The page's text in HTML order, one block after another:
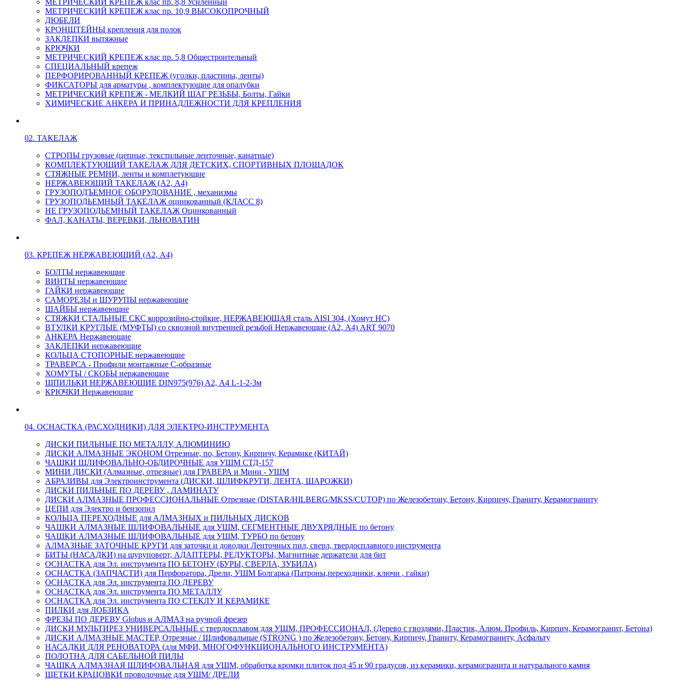
МЕТРИЧЕСКИЙ КРЕПЕЖ клас пр. 8,8 Усиленный
МЕТРИЧЕСКИЙ КРЕПЕЖ клас пр. 10,9 ВЫСОКОПРОЧНЫЙ
ДЮБЕЛИ
КРОНШТЕЙНЫ крепления для полок
ЗАКЛЕПКИ вытяжные
КРЮЧКИ
МЕТРИЧЕСКИЙ КРЕПЕЖ клас пр. 5,8 Общестроительный
СПЕЦИАЛЬНЫЙ крепеж
ПЕРФОРИРОВАННЫЙ КРЕПЕЖ (уголки, пластины, ленты)
ФИКСАТОРЫ для арматуры , комплектующие для опалубки
МЕТРИЧЕСКИЙ КРЕПЕЖ - МЕЛКИЙ ШАГ РЕЗЬБЫ, Болты, Гайки
ХИМИЧЕСКИЕ АНКЕРА И ПРИНАДЛЕЖНОСТИ ДЛЯ КРЕПЛЕНИЯ
02. ТАКЕЛАЖ
СТРОПЫ грузовые (цепные, текстильные ленточные, канатные)
КОМПЛЕКТУЮЩИЙ ТАКЕЛАЖ ДЛЯ ДЕТСКИХ, СПОРТИВНЫХ ПЛОЩАДОК
СТЯЖНЫЕ РЕМНИ, ленты и комплетующие
НЕРЖАВЕЮЩИЙ ТАКЕЛАЖ (А2, А4)
ГРУЗОПОДЪЕМНОЕ ОБОРУДОВАНИЕ , механизмы
ГРУЗОПОДЬЕМНЫЙ ТАКЕЛАЖ оцинкованный (КЛАСС 8)
НЕ ГРУЗОПОДЬЕМНЫЙ ТАКЕЛАЖ Оцинкованный
ФАЛ, КАНАТЫ, ВЕРЕВКИ, ЛЬНОВАТИН
03. КРЕПЕЖ НЕРЖАВЕЮЩИЙ (А2, А4)
БОЛТЫ нержавеющие
ВИНТЫ нержавеющие
ГАЙКИ нержавеющие
САМОРЕЗЫ и ШУРУПЫ нержавеющие
ШАЙБЫ нержавеющие
СТЯЖКИ СТАЛЬНЫЕ СКС коррозийно-стойкие, НЕРЖАВЕЮЩАЯ сталь AISI 304, (Хомут НС)
ВТУЛКИ КРУГЛЫЕ (МУФТЫ) со сквозной внутренней резьбой Нержавеющие (А2, А4) ART 9070
АНКЕРА Нержавеющие
ЗАКЛЕПКИ нержавеющие
КОЛЬЦА СТОПОРНЫЕ нержавеющие
ТРАВЕРСА - Профили монтажные С-образные
ХОМУТЫ / СКОБЫ нержавеющие
ШПИЛЬКИ НЕРЖАВЕЮЩИЕ DIN975(976) A2, А4 L-1-2-3м
КРЮЧКИ Нержавеющие
04. ОСНАСТКА (РАСХОДНИКИ) ДЛЯ ЭЛЕКТРО-ИНСТРУМЕНТА
ДИСКИ ПИЛЬНЫЕ ПО МЕТАЛЛУ, АЛЮМИНИЮ
ДИСКИ АЛМАЗНЫЕ ЭКОНОМ Отрезные, по, Бетону, Кирпичу, Керамике (КИТАЙ)
ЧАШКИ ШЛИФОВАЛЬНО-ОБДИРОЧНЫЕ для УШМ СТД-157
МИНИ ДИСКИ (Алмазные, отрезные) для ГРАВЕРА и Мини - УШМ
АБРАЗИВЫ для Электроинструмента (ДИСКИ, ШЛИФКРУГИ, ЛЕНТА, ШАРОЖКИ)
ДИСКИ ПИЛЬНЫЕ ПО ДЕРЕВУ , ЛАМИНАТУ
ДИСКИ АЛМАЗНЫЕ ПРОФЕССИОНАЛЬНЫЕ Отрезные (DISTAR/HILBERG/MKSS/CUTOP) по Железобетону, Бетону, Кирпичу, Граниту, Керамограниту
ЦЕПИ для Электро и бензопил
КОЛЬЦА ПЕРЕХОДНЫЕ для АЛМАЗНЫХ и ПИЛЬНЫХ ДИСКОВ
ЧАШКИ АЛМАЗНЫЕ ШЛИФОВАЛЬНЫЕ для УШМ, СЕГМЕНТНЫЕ ДВУХРЯДНЫЕ по бетону
ЧАШКИ АЛМАЗНЫЕ ШЛИФОВАЛЬНЫЕ для УШМ, ТУРБО по бетону
АЛМАЗНЫЕ ЗАТОЧНЫЕ КРУГИ для заточки и доводки Ленточных пил, сверл, твердосплавного инструмента
БИТЫ (НАСАДКИ) на шуруповерт, АДАПТЕРЫ, РЕДУКТОРЫ, Магнитные держатели для бит
ОСНАСТКА для Эл. инструмента ПО БЕТОНУ (БУРЫ, СВЕРЛА, ЗУБИЛА)
ОСНАСТКА (ЗАПЧАСТИ) для Перфоратора, Дрели, УШМ Болгарка (Патроны,переходники, ключи , гайки)
ОСНАСТКА для Эл. инструмента ПО ДЕРЕВУ
ОСНАСТКА для Эл. инструмента ПО МЕТАЛЛУ
ОСНАСТКА для Эл. инструмента ПО СТЕКЛУ И КЕРАМИКЕ
ПИЛКИ для ЛОБЗИКА
ФРЕЗЫ ПО ДЕРЕВУ Globus и АЛМАЗ на ручной фрезер
ДИСКИ МУЛЬТИРЕЗ УНИВЕРСАЛЬНЫЕ с твердосплавом для УШМ, ПРОФЕССИОНАЛ, (Дерево с гвоздями, Пластик, Алюм. Профиль, Кирпич, Керамогранит, Бетона)
ДИСКИ АЛМАЗНЫЕ МАСТЕР, Отрезные / Шлифовальные (STRONG ) по Железобетону, Бетону, Кирпичу, Граниту, Керамограниту, Асфальту
НАСАДКИ ДЛЯ РЕНОВАТОРА (для МФИ, МНОГОФУНКЦИОНАЛЬНОГО ИНСТРУМЕНТА)
ПОЛОТНА ДЛЯ САБЕЛЬНОЙ ПИЛЫ
ЧАШКА АЛМАЗНАЯ ШЛИФОВАЛЬНАЯ для УШМ, обработка кромки плиток под 45 и 90 градусов, из керамики, керамогранита и натурального камня
ЩЕТКИ КРАЦОВКИ проволочные для УШМ/ ДРЕЛИ